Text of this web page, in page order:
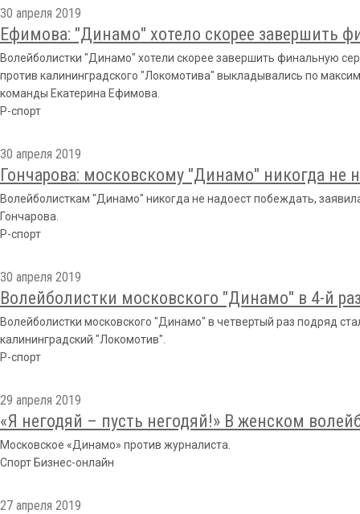
30 апреля 2019
Ефимова: "Динамо" хотело скорее завершить
Волейболистки "Динамо" хотели скорее завершить финальную
против калининградского "Локомотива" выкладывались по
команды Екатерина Ефимова.
Р-спорт
30 апреля 2019
Гончарова: московскому "Динамо" никогда не
Волейболисткам "Динамо" никогда не надоест побеждать,
Гончарова.
Р-спорт
30 апреля 2019
Волейболистки московского "Динамо" в 4-й
Волейболистки московского "Динамо" в четвертый раз подряд
калининградский "Локомотив".
Р-спорт
29 апреля 2019
«Я негодяй – пусть негодяй!» В женском
Московское «Динамо» против журналиста.
Спорт Бизнес-онлайн
27 апреля 2019